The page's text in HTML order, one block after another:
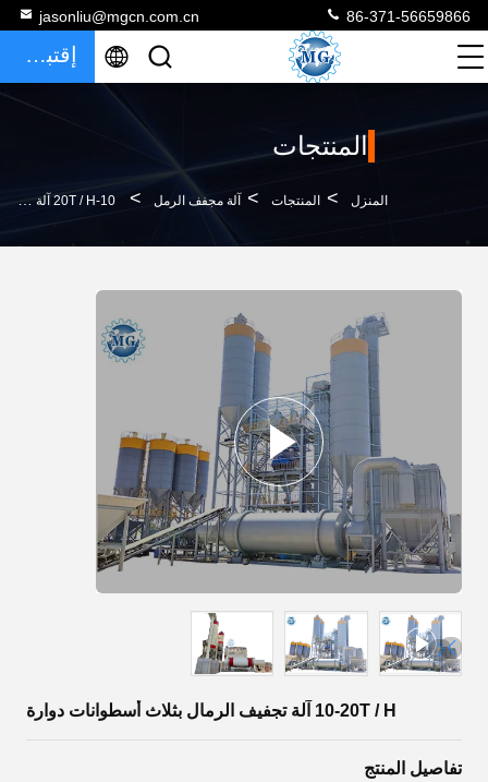
jasonliu@mgcn.com.cn 86-371-56659866
إقتباس
المنتجات
المنزل > المنتجات > آلة مجفف الرمل > 10-20T / H آلة تجفيف الرمال بثلاث أسطوانات دوارة
10-20T / H آلة تجفيف الرمال بثلاث أسطوانات دوارة
تفاصيل المنتج